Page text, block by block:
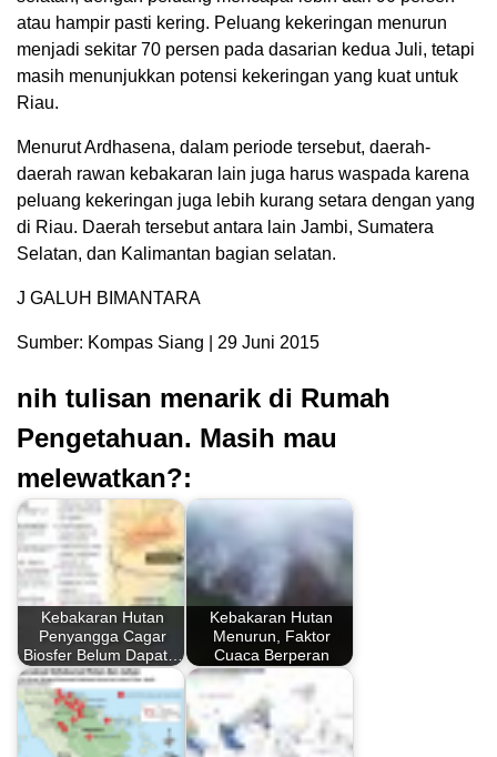
atau hampir pasti kering. Peluang kekeringan menurun
menjadi sekitar 70 persen pada dasarian kedua Juli, tetapi
masih menunjukkan potensi kekeringan yang kuat untuk
Riau.
Menurut Ardhasena, dalam periode tersebut, daerah-
daerah rawan kebakaran lain juga harus waspada karena
peluang kekeringan juga lebih kurang setara dengan yang
di Riau. Daerah tersebut antara lain Jambi, Sumatera
Selatan, dan Kalimantan bagian selatan.
J GALUH BIMANTARA
Sumber: Kompas Siang | 29 Juni 2015
nih tulisan menarik di Rumah
Pengetahuan. Masih mau
melewatkan?:
Kebakaran Hutan
Penyangga Cagar
Biosfer Belum Dapat…
Kebakaran Hutan
Menurun, Faktor
Cuaca Berperan